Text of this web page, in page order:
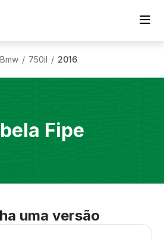
Bmw / 750il / 2016
Fipe
uma versão